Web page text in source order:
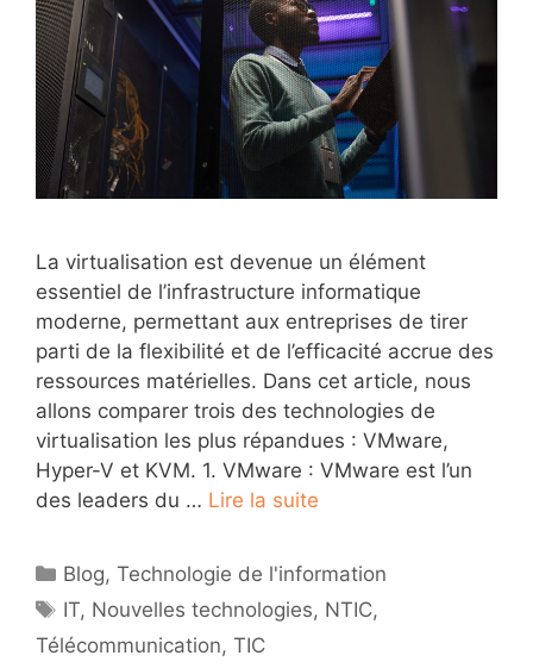
La virtualisation est devenue un élément
essentiel de l’infrastructure informatique
moderne, permettant aux entreprises de tirer
parti de la flexibilité et de l’efficacité accrue des
ressources matérielles. Dans cet article, nous
allons comparer trois des technologies de
virtualisation les plus répandues : VMware,
Hyper-V et KVM. 1. VMware : VMware est l’un
des leaders du … Lire la suite
Catégories
Blog,Technologie de l'information
Étiquettes
IT, Nouvelles technologies, NTIC,
Télécommunication, TIC